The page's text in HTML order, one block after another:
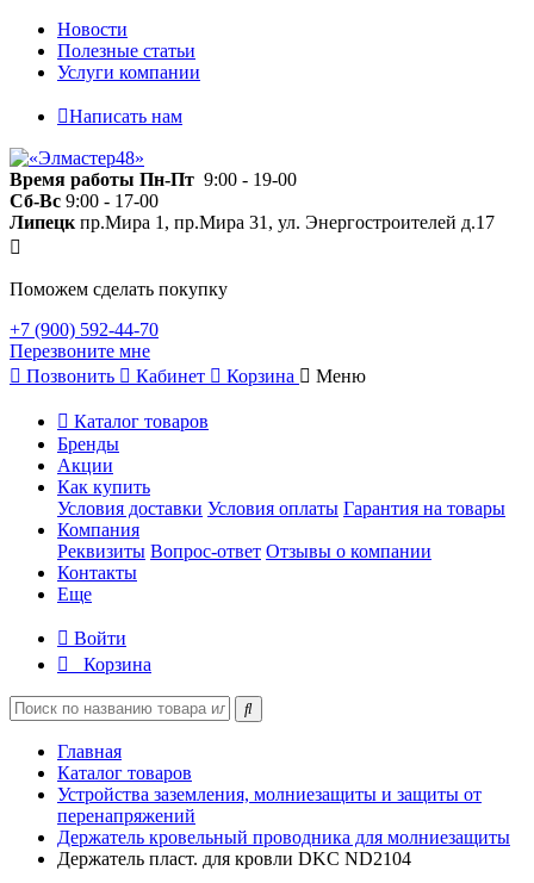
Новости
Полезные статьи
Услуги компании
Написать нам
Время работы Пн-Пт 9:00 - 19-00
Сб-Вс 9:00 - 17-00
Липецк пр.Мира 1, пр.Мира 31, ул. Энергостроителей д.17
Поможем сделать покупку
+7 (900) 592-44-70
Перезвоните мне
Позвонить
Кабинет Корзина Меню
Каталог товаров
Бренды
Акции
Как купить
Условия доставки Условия оплаты Гарантия на товары
Компания
Реквизиты Вопрос-ответ Отзывы о компании
Контакты
Еще
Войти
Корзина
Главная
Каталог товаров
Устройства заземления, молниезащиты и защиты от
перенапряжений
Держатель кровельный проводника для молниезащиты
Держатель пласт. для кровли DKC ND2104